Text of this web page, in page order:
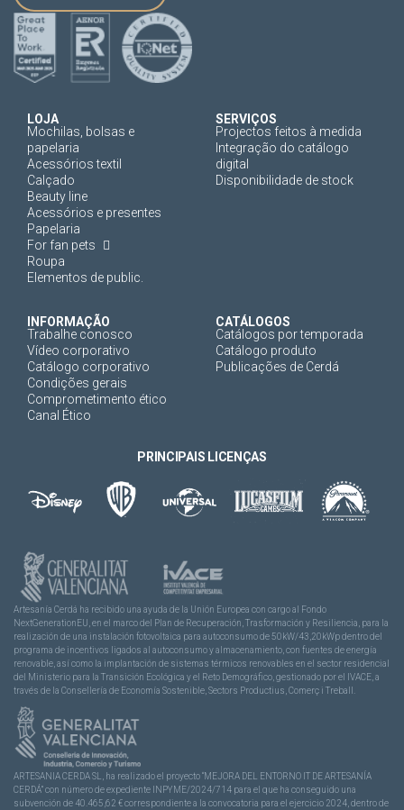
LOJA
Mochilas, bolsas e
papelaria
Acessórios textil
Calçado
Beauty line
Acessórios e presentes
Papelaria
For fan pets
Roupa
Elementos de public.
SERVIÇOS
Projectos feitos à medida
Integração do catálogo
digital
Disponibilidade de stock
INFORMAÇÃO
Trabalhe conosco
Vídeo corporativo
Catálogo corporativo
Condições gerais
Comprometimento ético
Canal Ético
CATÁLOGOS
Catálogos por temporada
Catálogo produto
Publicações de Cerdá
PRINCIPAIS LICENÇAS
Artesanía Cerdá ha recibido una ayuda de la Unión Europea con cargo al Fondo
NextGenerationEU, en el marco del Plan de Recuperación, Trasformación y Resiliencia, para la
realización de una instalación fotovoltaica para autoconsumo de 50kW/43,20kWp dentro del
programa de incentivos ligados al autoconsumo y almacenamiento, con fuentes de energía
renovable, así como la implantación de sistemas térmicos renovables en el sector residencial
del Ministerio para la Transición Ecológica y el Reto Demográfico, gestionado por el IVACE, a
través de la Consellería de Economía Sostenible, Sectors Productius, Comerç i Treball.
ARTESANIA CERDA SL, ha realizado el proyecto “MEJORA DEL ENTORNO IT DE ARTESANÍA
CERDÁ” con número de expediente INPYME/2024/714 para el que ha conseguido una
subvención de 40.465,62 € correspondiente a la convocatoria para el ejercicio 2024, dentro de